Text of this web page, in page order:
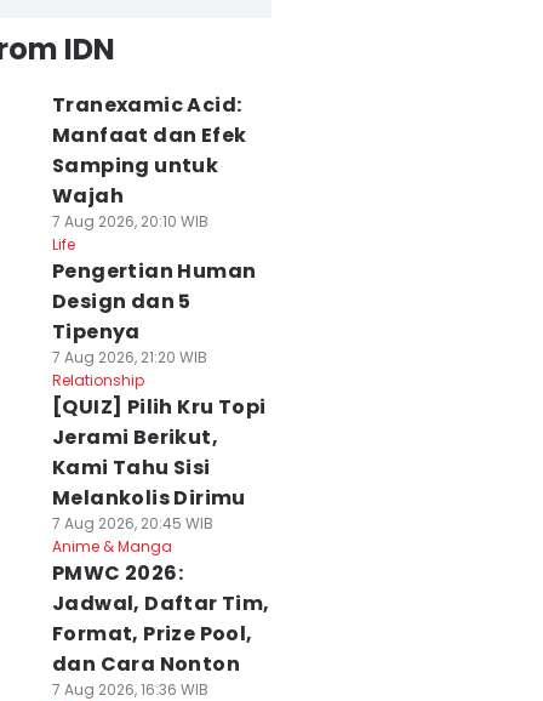
IDN
Tranexamic Acid:
Manfaat dan Efek
Samping untuk
Wajah
7 Aug 2026, 20:10 WIB
Life
Pengertian Human
Design dan 5
Tipenya
7 Aug 2026, 21:20 WIB
Relationship
[QUIZ] Pilih Kru Topi
Jerami Berikut,
Kami Tahu Sisi
Melankolis Dirimu
7 Aug 2026, 20:45 WIB
Anime & Manga
PMWC 2026:
Jadwal, Daftar Tim,
Format, Prize Pool,
dan Cara Nonton
7 Aug 2026, 16:36 WIB